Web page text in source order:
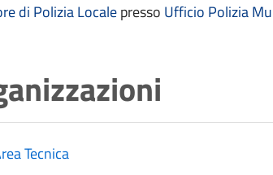
di Polizia Localepresso Ufficio Polizia
Tecnica